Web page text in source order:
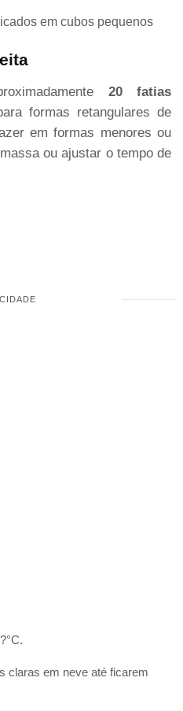
em cubos pequenos
20 fatias
formas retangulares de
em formas menores ou
ou ajustar o tempo de
claras em neve até ficarem